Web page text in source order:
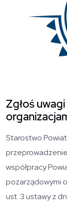
Zgłoś
Starostwo
współpracy
pozarządowymi
ust. 3 ustawy z